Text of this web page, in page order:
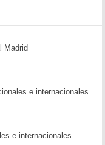
Madrid
e internacionales.
e internacionales.